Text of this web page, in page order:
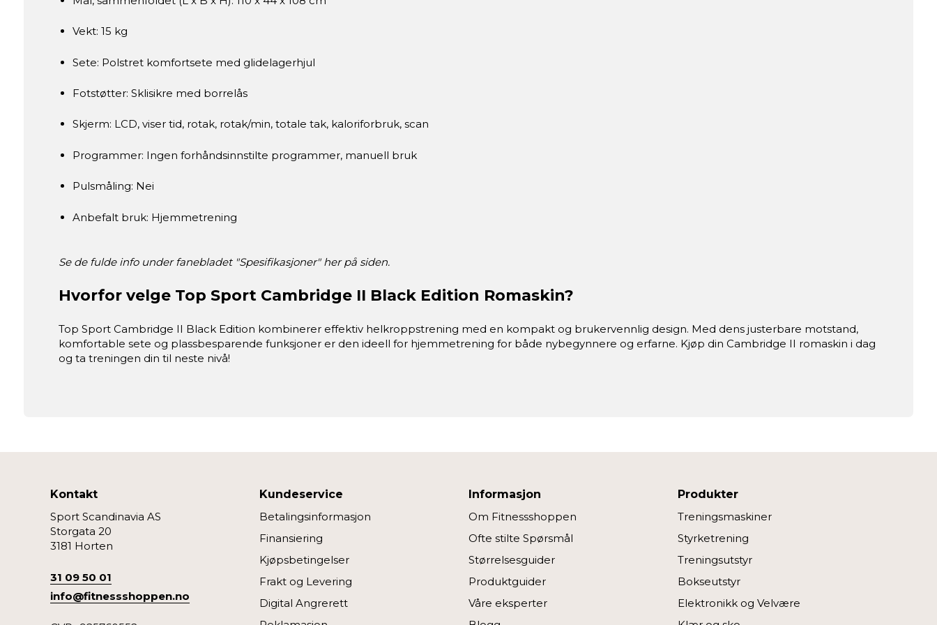
Vekt: 15 kg
Sete: Polstret komfortsete med glidelagerhjul
Fotstøtter: Sklisikre med borrelås
Skjerm: LCD, viser tid, rotak, rotak/min, totale tak, kaloriforbruk, scan
Programmer: Ingen forhåndsinnstilte programmer, manuell bruk
Pulsmåling: Nei
Anbefalt bruk: Hjemmetrening
Se de fulde info under fanebladet "Spesifikasjoner" her på siden.
Hvorfor velge Top Sport Cambridge II Black Edition Romaskin?
Top Sport Cambridge II Black Edition kombinerer effektiv helkroppstrening med en kompakt og brukervennlig design. Med dens justerbare motstand,
komfortable sete og plassbesparende funksjoner er den ideell for hjemmetrening for både nybegynnere og erfarne. Kjøp din Cambridge II romaskin i dag
og ta treningen din til neste nivå!
Kontakt
Sport Scandinavia AS
Storgata 20
3181 Horten
31 09 50 01
info@fitnessshoppen.no
Kundeservice
Betalingsinformasjon
Finansiering
Kjøpsbetingelser
Frakt og Levering
Digital Angrerett
Informasjon
Om Fitnessshoppen
Ofte stilte Spørsmål
Størrelsesguider
Produktguider
Våre eksperter
Produkter
Treningsmaskiner
Styrketrening
Treningsutstyr
Bokseutstyr
Elektronikk og Velvære